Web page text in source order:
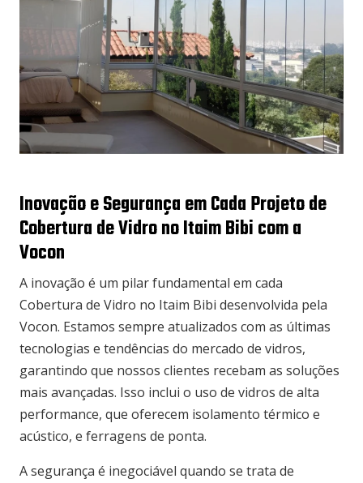
Inovação e Segurança em Cada Projeto de
Cobertura de Vidro no Itaim Bibi com a
Vocon
A inovação é um pilar fundamental em cada
Cobertura de Vidro no Itaim Bibi desenvolvida pela
Vocon. Estamos sempre atualizados com as últimas
tecnologias e tendências do mercado de vidros,
garantindo que nossos clientes recebam as soluções
mais avançadas. Isso inclui o uso de vidros de alta
performance, que oferecem isolamento térmico e
acústico, e ferragens de ponta.
A segurança é inegociável quando se trata de